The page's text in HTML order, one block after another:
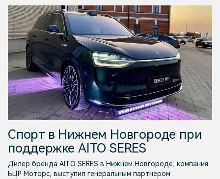
Спорт в Нижнем Новгороде при
поддержке AITO SERES
Дилер бренда AITO SERES в Нижнем Новгороде, компания
БЦР Моторс, выступил генеральным партнером